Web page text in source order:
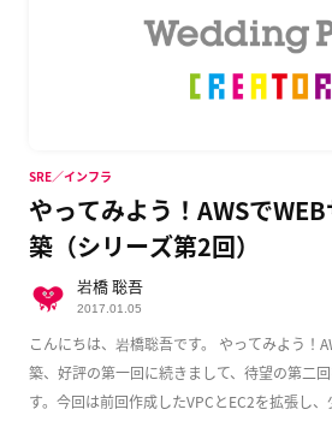
やってみよう！AWSで
築（シリーズ第2回）
こんにちは、岩橋聡吾です。 やってみよう！
築、好評の第一回に続きまして、待望の第二
す。今回は前回作成したVPCとEC2を拡張し
SRE／インフラ
岩橋 聡吾
2017.01.05